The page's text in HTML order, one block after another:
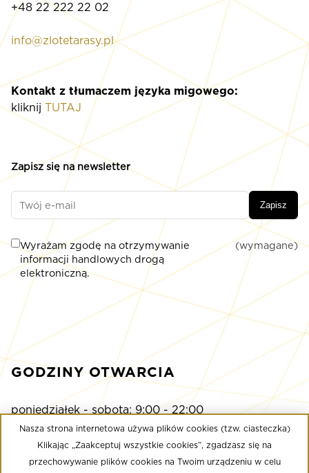
+48 22 222 22 02
info@zlotetarasy.pl
Kontakt z tłumaczem języka migowego:
kliknij TUTAJ
Zapisz się na newsletter
Zapisz
Wyrażam zgodę na otrzymywanie
informacji handlowych drogą
elektroniczną.
(wymagane)
GODZINY OTWARCIA
poniedziałek - sobota: 9:00 - 22:00
niedziela: 9:00 - 21:00
Nasza strona internetowa używa plików cookies (tzw. ciasteczka)
Klikając „Zaakceptuj wszystkie cookies”, zgadzasz się na
przechowywanie plików cookies na Twoim urządzeniu w celu